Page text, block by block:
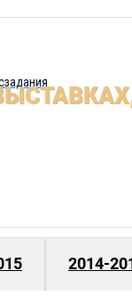
2014-